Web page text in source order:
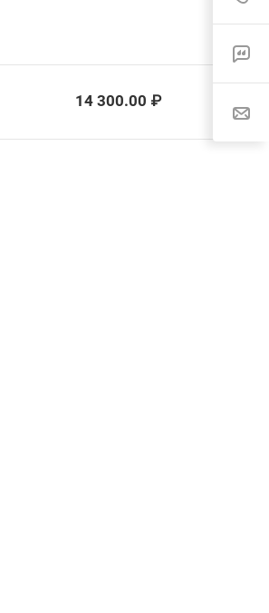
14 300.00 ₽